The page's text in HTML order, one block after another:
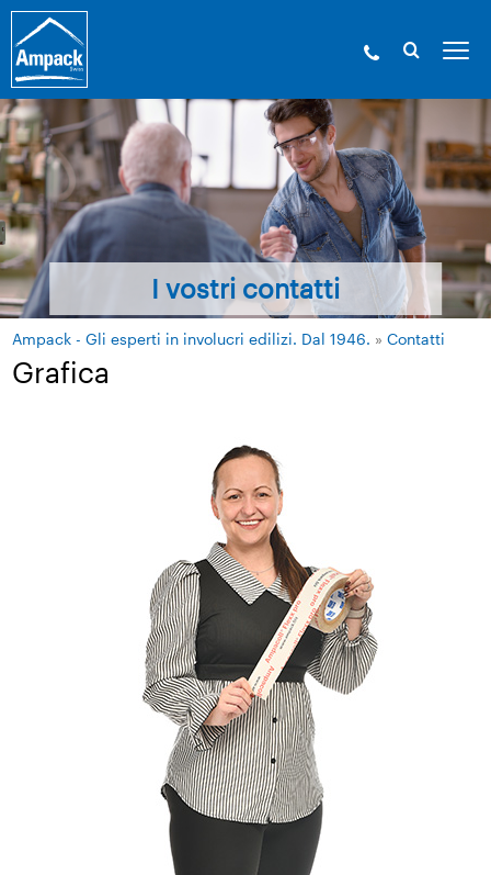
I vostri contatti
Ampack - Gli esperti in involucri edilizi. Dal 1946. »Contatti
Grafica